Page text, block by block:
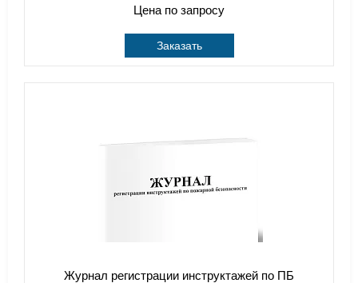
Цена по запросу
Заказать
Журнал регистрации инструктажей по ПБ